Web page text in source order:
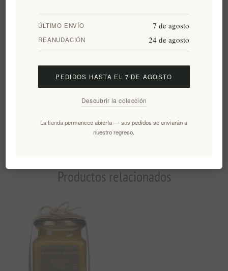
Esta deliciosa mermelada se elabora según una receta mesinia
higosrecogidos en mayo. Se elabora en cantidades
limitadas, sin aromatizantes ni conservantes artificiales. Se
puede disfrutar con queso blanco suave como aderezo para
🏡 Regalo de inauguración de casa
🙏 Regalo de agradecimiento
Productos relacionados
ÚLTIMO ENVÍO 7 de agosto
REANUDACIÓN 24 de agosto
PEDIDOS HASTA EL 7 DE AGOSTO
Descubrir la colección
La tienda permanece abierta — sus pedidos se enviarán a
nuestro regreso.